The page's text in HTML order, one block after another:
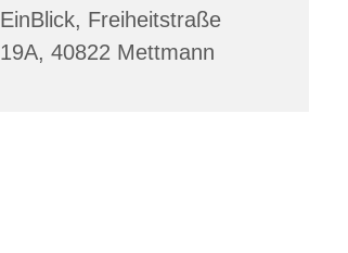
EinBlick, Freiheitstraße
19A, 40822 Mettmann